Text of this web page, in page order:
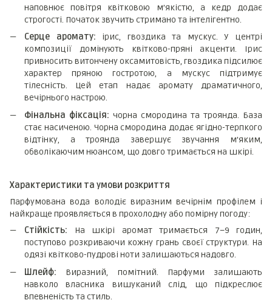
наповнює повітря квітковою м’якістю, а кедр додає
строгості. Початок звучить стримано та інтелігентно.
Серце аромату: ірис, гвоздика та мускус. У центрі
композиції домінують квітково-пряні акценти. Ірис
привносить витончену оксамитовість, гвоздика підсилює
характер пряною гостротою, а мускус підтримує
тілесність. Цей етап надає аромату драматичного,
вечірнього настрою.
Фінальна фіксація: чорна смородина та троянда. База
стає насиченою. Чорна смородина додає ягідно-терпкого
відтінку, а троянда завершує звучання м’яким,
обволікаючим нюансом, що довго тримається на шкірі.
Характеристики та умови розкриття
Парфумована вода володіє виразним вечірнім профілем і
найкраще проявляється в прохолодну або помірну погоду:
Стійкість: На шкірі аромат тримається 7–9 годин,
поступово розкриваючи кожну грань своєї структури. На
одязі квітково-пудрові ноти залишаються надовго.
Шлейф: Виразний, помітний. Парфуми залишають
навколо власника вишуканий слід, що підкреслює
впевненість та стиль.